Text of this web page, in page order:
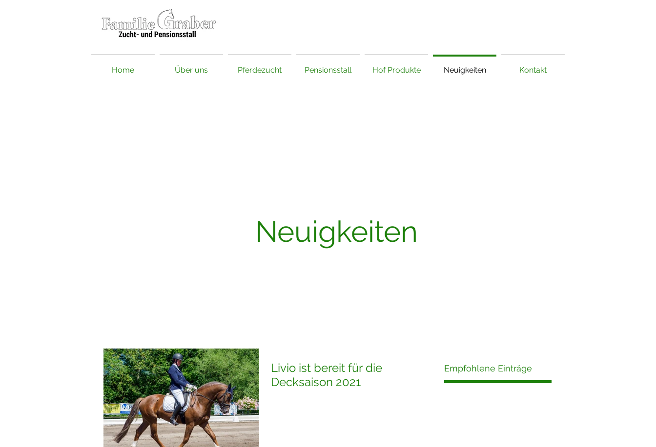
Home Über uns Pferdezucht Pensionsstall Hof Produkte Neuigkeiten Kontakt
Neuigkeiten
Livio ist bereit für die
Decksaison 2021
Empfohlene Einträge